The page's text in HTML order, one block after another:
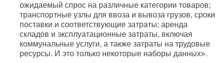
ожидаемый спрос на различные категории товаров;
транспортные узлы для ввоза и вывоза грузов, сроки
поставки и соответствующие затраты; аренда
складов и эксплуатационные затраты, включая
коммунальные услуги, а также затраты на трудовые
ресурсы. И это только некоторые наборы данных».